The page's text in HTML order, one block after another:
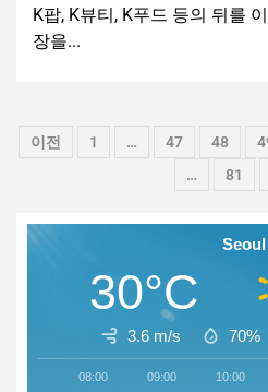
K팝, K뷰티, K푸드 등의 뒤를
장을...
이전 1 … 47 48
…
81
Seoul
30°C
3.6 m/s 70%
08:00 09:00 10:00